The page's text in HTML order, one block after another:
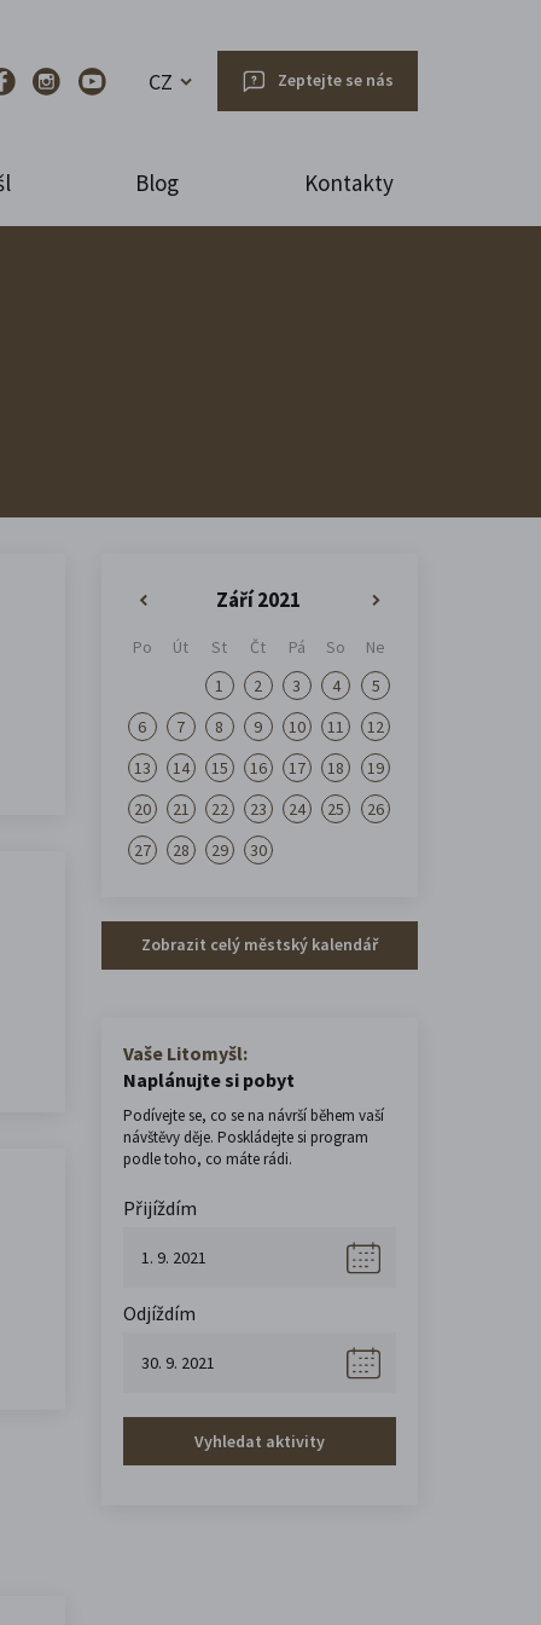
CZ Zeptejte se nás
Blog Kontakty
Září 2021
Po Út St Čt Pá So
Ne
1
2 3 4
5
6
7 8 9 10 11
12
13
14 15 16 17 18
19
20
21 22 23 24 25
26
27
28 29 30
Zobrazit celý městský kalendář
Vaše Litomyšl:
Naplánujte si pobyt
Podívejte se, co se na návrší během vaší
návštěvy děje. Poskládejte si program
podle toho, co máte rádi.
Přijíždím
Odjíždím
Vyhledat aktivity